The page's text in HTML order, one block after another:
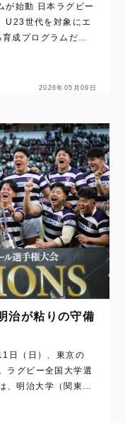
が始動 日本ラグビー
U23世代を対象にエ
成プログラムだ。
2026年05月09日
治が粘りの守備
日（日）、東京の
ラグビー全国大学選
、明治大学（関東大